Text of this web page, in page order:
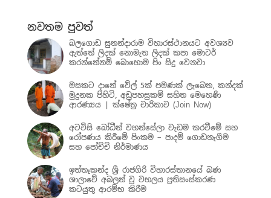
නවතම පුවත්
බලගොඩ සුනන්දාරාම විහාරස්ථානයට අවශ්‍යව
ඇත්තේ ලිදක් නොමැත ලිදක් කපා මොටර්
කරන්නේනම් බොහොම පිං සිදු වෙනවා
මසකට දානේ වේල් 5ක් පමණක් ලැබෙන, කන්දක්
මුදුනක පිහිටි, අඩුපහසුකම් සහිත මෙහෙණි
ආරණ්‍යය | ක්ෂේත්‍ර චාරිකාව (Join Now)
අටවිසි බෝධීන් වහන්සේලා වැඩම කරවීමේ සහ
රෝපණය කිරීමේ පිංකම – පාදම් ගොඩනැගීම
සහ පෝච්චි නිර්මාණය
ඉත්තෑකන්ද ශ්‍රී රාජගිරි විහාරස්තානයේ බණ
ශාලාවේ අබලන් වූ වහලය ප්‍රතිසංස්කරණ
කටයුතු ආරම්භ කිරීම